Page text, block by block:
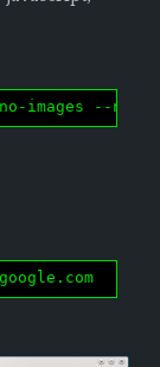
images --